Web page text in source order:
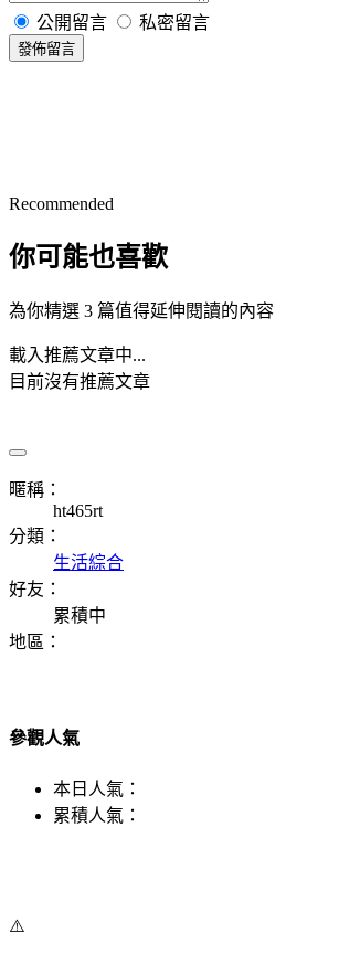
公開留言 私密留言
發佈留言
Recommended
你可能也喜歡
為你精選 3 篇值得延伸閱讀的內容
載入推薦文章中...
目前沒有推薦文章
暱稱：
ht465rt
分類：
生活綜合
好友：
累積中
地區：
參觀人氣
本日人氣：
累積人氣：
⚠️